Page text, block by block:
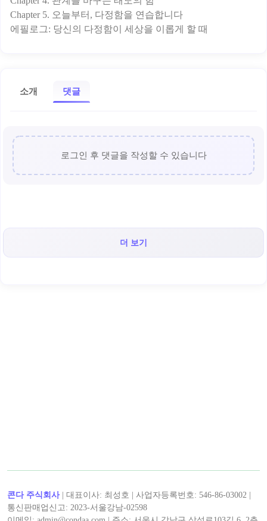
Chapter 5. 오늘부터, 다정함을 연습합니다
소개 댓글
로그인 후 댓글을 작성할 수 있습니다
더 보기